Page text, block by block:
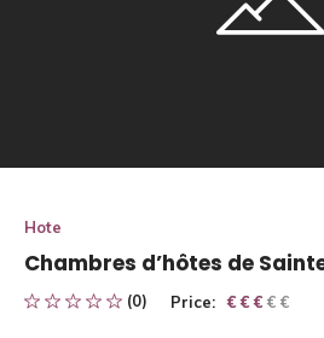
Hote
Chambres d’hôtes de
(0) Price: € € € € €
€ € €